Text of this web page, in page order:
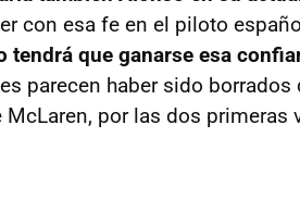
con esa fe en el piloto
tendrá que ganarse esa
parecen haber sido borrados
por las dos primeras